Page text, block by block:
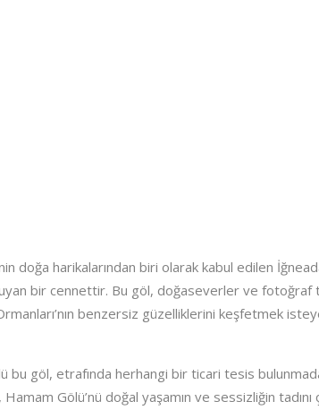
doğa harikalarından biri olarak kabul edilen
bir cennettir. Bu göl, doğaseverler ve fotoğraf
benzersiz güzelliklerini keşfetmek
bu göl, etrafında herhangi bir ticari tesis
Gölü’nü doğal yaşamın ve sessizliğin